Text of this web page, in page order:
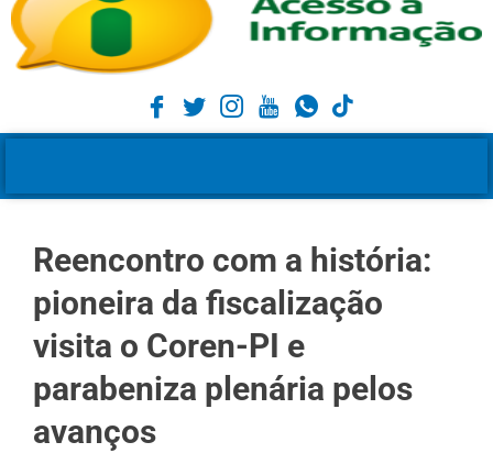
Reencontro com a história:
pioneira da fiscalização
visita o Coren-PI e
parabeniza plenária pelos
avanços